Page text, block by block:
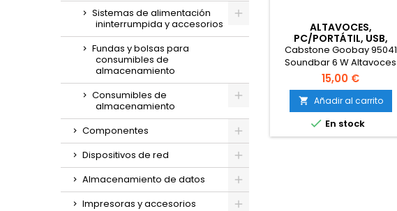
Sistemas de alimentación
ininterrumpida y accesorios
Fundas y bolsas para
consumibles de
almacenamiento
Consumibles de
almacenamiento
Componentes
Dispositivos de red
Almacenamiento de datos
Impresoras y accesorios
ALTAVOCES,
PC/PORTÁTIL, USB,
BARRA DE SONIDO . 6 W .
GOOBAY 95041
Cabstone Goobay 95041
Soundbar 6 W Altavoces
estéreo para PC, TV y
portátil Color : Negro /
plateado Procedente de
exposicion
15,00 €
 Añadir al carrito
 En stock